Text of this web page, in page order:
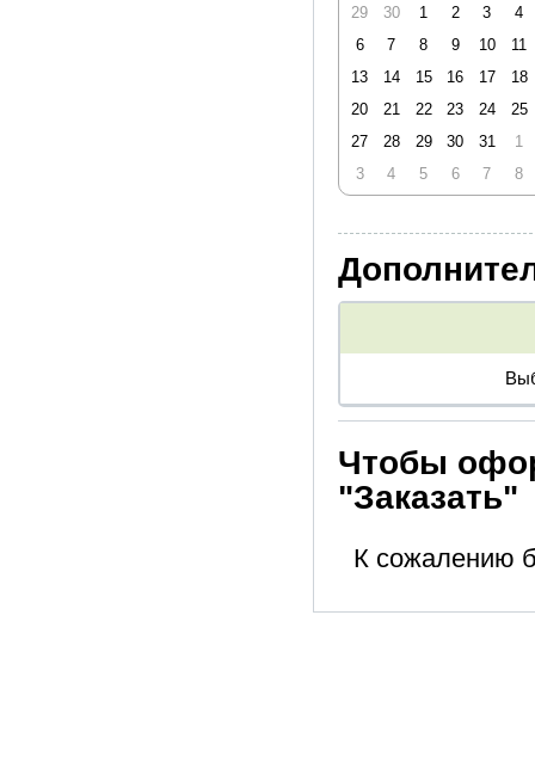
29 30 1 2 3
4
6
7 8 9 10
11
13
14 15 16 17
18
20
21 22 23 24
25
27
28 29 30 31
1
3
4 5 6 7 8
Чтобы
"Заказать"
К сожалению